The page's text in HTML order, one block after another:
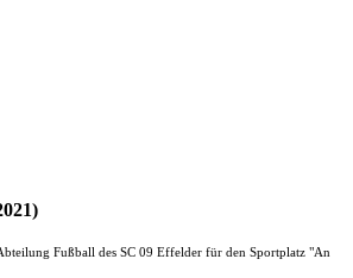
Fußball des SC 09 Effelder für den Sportplatz "An